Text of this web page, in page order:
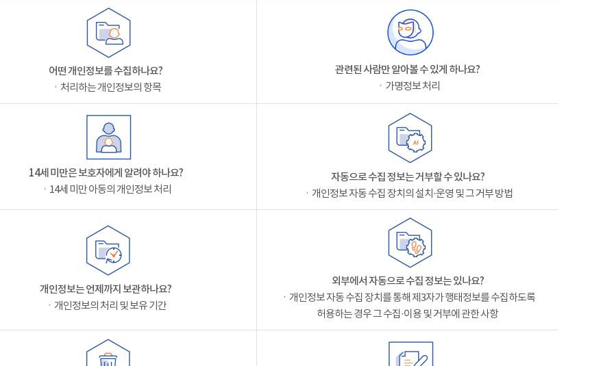
어떤 개인정보를 수집하나요?
ㆍ처리하는 개인정보의 항목
관련된 사람만 알아볼 수 있게 하나요?
ㆍ가명정보 처리
14세 미만은 보호자에게 알려야 하나요?
ㆍ14세 미만 아동의 개인정보 처리
자동으로 수집 정보는 거부할 수 있나요?
ㆍ개인정보 자동 수집 장치의 설치·운영 및 그 거부 방법
개인정보는 언제까지 보관하나요?
ㆍ개인정보의 처리 및 보유 기간
외부에서 자동으로 수집 정보는 있나요?
ㆍ개인정보 자동 수집 장치를 통해 제3자가 행태정보를 수집하도록
허용하는 경우 그 수집·이용 및 거부에 관한 사항